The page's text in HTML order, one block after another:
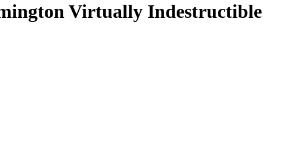
Virtually Indestructible